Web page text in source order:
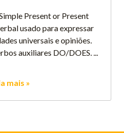
Present or Present
usado para expressar
universais e opiniões.
auxiliares DO/DOES.
mais »